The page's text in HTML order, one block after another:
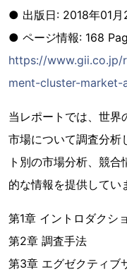
● 出版日: 2018年01月
● ページ情報: 168
https://
ment-cluster-
当レポートでは、世界
市場について調査分析
ト別の市場分析、競
的な情報を提供してい
第1章 イントロダクシ
第2章 調査手法
第3章 エグゼクティブ